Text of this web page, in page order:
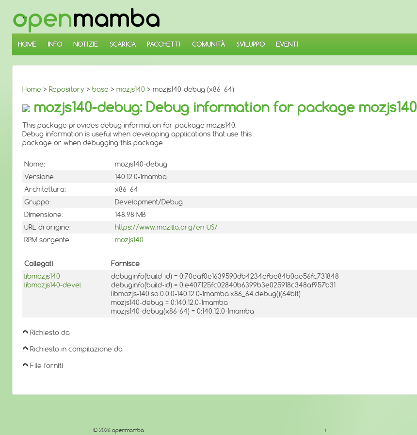
SALTA
AL
CONTENUTO
PRINCIPALE
HOME INFO NOTIZIE SCARICA PACCHETTI COMUNITÀ SVILUPPO EVENTI
Home > Repository > base > mozjs140 > mozjs140-debug (x86_64)
mozjs140-debug: Debug information for package mozjs140
This package provides debug information for package mozjs140.
Debug information is useful when developing applications that use this
package or when debugging this package.
Nome:
mozjs140-debug
Versione:
140.12.0-1mamba
Architettura:
x86_64
Gruppo:
Development/Debug
Dimensione:
148.98 MB
URL di origine:
https://www.mozilla.org/en-US/
RPM sorgente:
mozjs140
Collegati Fornisce
libmozjs140
libmozjs140-devel
debuginfo(build-id) = 0:70eaf0e1639590db4234efbe84b0ae56fc731848
debuginfo(build-id) = 0:e407125fc02840b6399b3e025918c348af957b31
libmozjs-140.so.0.0.0-140.12.0-1mamba.x86_64.debug()(64bit)
mozjs140-debug = 0:140.12.0-1mamba
mozjs140-debug(x86-64) = 0:140.12.0-1mamba
Richiesto da
Richiesto in compilazione da
File forniti
© 2026 openmamba ↑